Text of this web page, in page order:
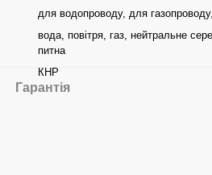
для водопроводу, для
вода, повітря, газ, нейтральне
питна
КНР
Гарантія